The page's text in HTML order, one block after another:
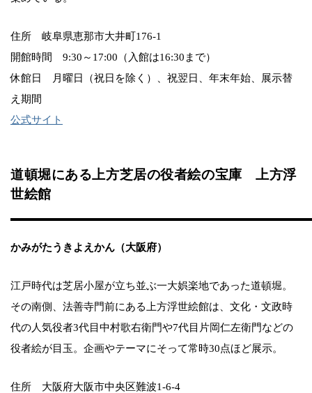
住所 岐阜県恵那市大井町176-1
開館時間 9:30～17:00（入館は16:30まで）
休館日 月曜日（祝日を除く）、祝翌日、年末年始、展示替
え期間
公式サイト
道頓堀にある上方芝居の役者絵の宝庫 上方浮
世絵館
かみがたうきよえかん（大阪府）
江戸時代は芝居小屋が立ち並ぶ一大娯楽地であった道頓堀。
その南側、法善寺門前にある上方浮世絵館は、文化・文政時
代の人気役者3代目中村歌右衛門や7代目片岡仁左衛門などの
役者絵が目玉。企画やテーマにそって常時30点ほど展示。
住所 大阪府大阪市中央区難波1-6-4